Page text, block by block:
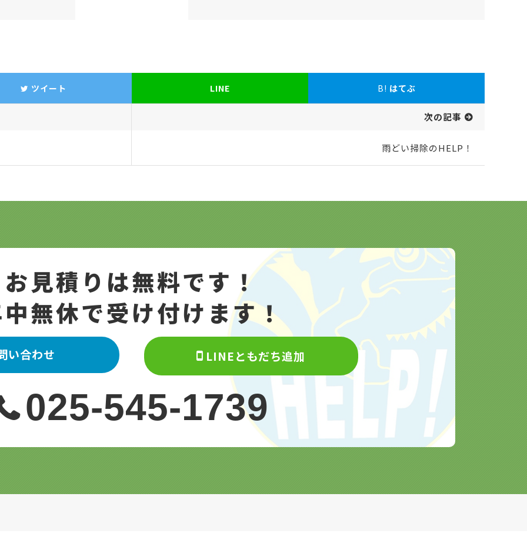
ツイート LINE B! はてぶ
次の記事
雨どい掃除のHELP！
お見積りは無料です！
無休で受け付けます！
い合わせ LINEともだち追加
025-545-1739